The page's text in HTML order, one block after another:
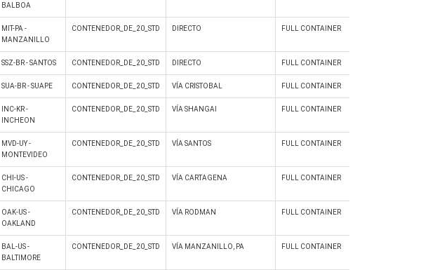
BALBOA
MIT-PA -
MANZANILLO
CONTENEDOR_DE_20_STD DIRECTO FULL CONTAINER
SSZ-BR - SANTOS CONTENEDOR_DE_20_STD DIRECTO FULL CONTAINER
SUA-BR - SUAPE CONTENEDOR_DE_20_STD VÍA CRISTOBAL FULL CONTAINER
INC-KR -
INCHEON
CONTENEDOR_DE_20_STD VÍA SHANGAI FULL CONTAINER
MVD-UY -
MONTEVIDEO
CONTENEDOR_DE_20_STD VÍA SANTOS FULL CONTAINER
CHI-US -
CHICAGO
CONTENEDOR_DE_20_STD VÍA CARTAGENA FULL CONTAINER
OAK-US -
OAKLAND
CONTENEDOR_DE_20_STD VÍA RODMAN FULL CONTAINER
BAL-US -
BALTIMORE
CONTENEDOR_DE_20_STD VÍA MANZANILLO, PA FULL CONTAINER